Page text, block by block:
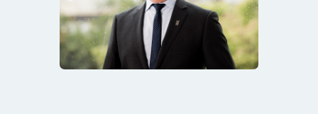
GESTORAS
HOMEST
HOME